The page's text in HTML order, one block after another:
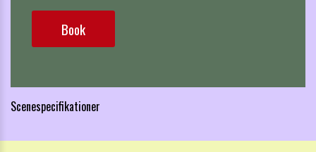
Book
Scenespecifikationer